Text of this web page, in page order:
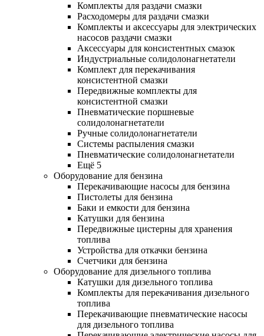
Комплекты для раздачи смазки
Расходомеры для раздачи смазки
Комплекты и аксессуары для электрических
насосов раздачи смазки
Аксессуары для консистентных смазок
Индустриальные солидолонагнетатели
Комплект для перекачивания
консистентной смазки
Передвижные комплекты для
консистентной смазки
Пневматические поршневые
солидолонагнетатели
Ручные солидолонагнетатели
Системы распыления смазки
Пневматические солидолонагнетатели
Ещё 5
Оборудование для бензина
Перекачивающие насосы для бензина
Пистолеты для бензина
Баки и емкости для бензина
Катушки для бензина
Передвижные цистерны для хранения
топлива
Устройства для откачки бензина
Счетчики для бензина
Оборудование для дизельного топлива
Катушки для дизельного топлива
Комплекты для перекачивания дизельного
топлива
Перекачивающие пневматические насосы
для дизельного топлива